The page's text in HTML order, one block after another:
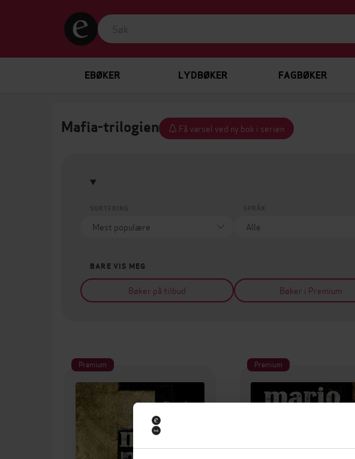
EBØKER LYDBØKER FAGBØKER
Mafia-trilogien Få varsel ved ny bok i serien
BARE VIS MEG
Bøker på tilbud Bøker i Premium
Premium Premium